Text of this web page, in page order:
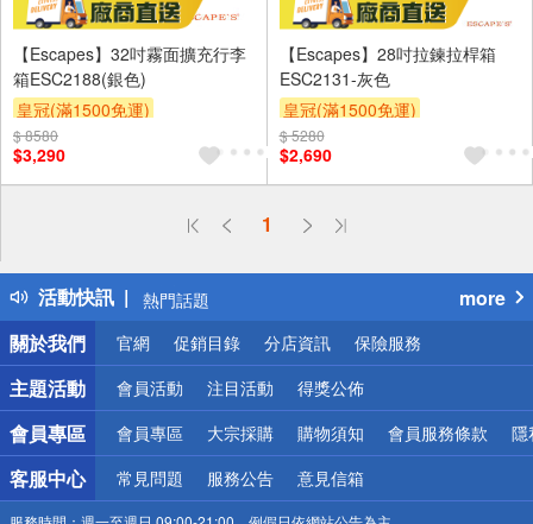
【Escapes】32吋霧面擴充行李
箱ESC2188(銀色)
皇冠(滿1500免運)
$ 8580
$3,290
【Escapes】28吋拉鍊拉桿箱
ESC2131-灰色
皇冠(滿1500免運)
$ 5280
$2,690
1
活動快訊
偏遠地區配送
得獎公告
熱門話題
銀行優惠
偏遠地區配送
詐騙網頁！請小心！
more
關於我們
官網 促銷目錄 分店資訊 保險服務
主題活動 會員活動 注目活動 得獎公佈
會員專區 會員專區 大宗採購 購物須知 會員服務條款 隱
客服中心 常見問題 服務公告 意見信箱